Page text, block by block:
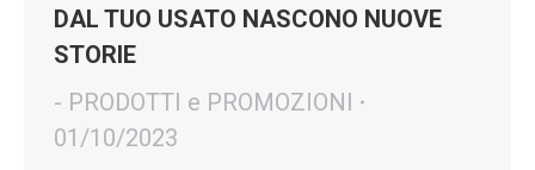
DAL TUO USATO NASCONO NUOVE
STORIE
- PRODOTTI e PROMOZIONI
01/10/2023